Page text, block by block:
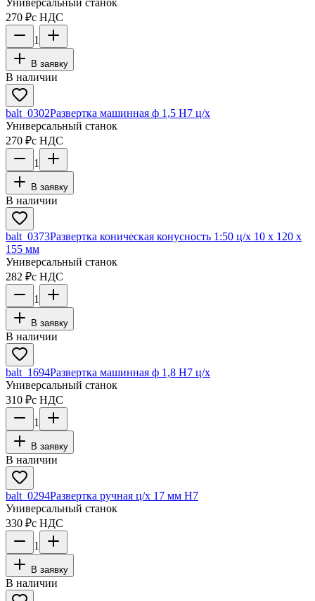
270 ₽с НДС
1
В заявку
В наличии
balt_0302Развертка машинная ф 1,5 Н7 ц/х
Универсальный станок
270 ₽с НДС
1
В заявку
В наличии
balt_0373Развертка коническая конусность 1:50 ц/х 10 х 120 х
155 мм
Универсальный станок
282 ₽с НДС
1
В заявку
В наличии
balt_1694Развертка машинная ф 1,8 Н7 ц/х
Универсальный станок
310 ₽с НДС
1
В заявку
В наличии
balt_0294Развертка ручная ц/х 17 мм Н7
Универсальный станок
330 ₽с НДС
1
В заявку
В наличии